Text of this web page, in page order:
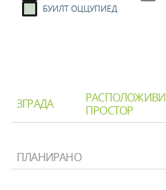
БУИЛТ ОЦЦУПИЕД
ЗГРАДА
РАСПОЛОЖИВИ
ПРОСТОР
ПЛАНИРАНО